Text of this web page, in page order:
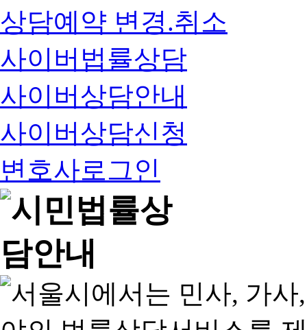
상담예약 변경.취소
사이버법률상담
사이버상담안내
사이버상담신청
변호사로그인